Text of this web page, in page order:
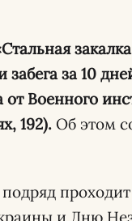
забега за 10
от Военного
192). Об этом
проходит
и Дню